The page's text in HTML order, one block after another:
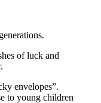
of luck and
envelopes”.
to young children